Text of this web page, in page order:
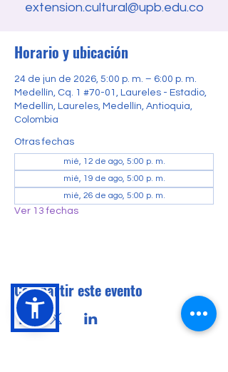
extension.cultural@upb.edu.co
Horario y ubicación
24 de jun de 2026, 5:00 p. m. – 6:00 p. m.
Medellín, Cq. 1 #70-01, Laureles - Estadio,
Medellín, Laureles, Medellín, Antioquia,
Colombia
Otras fechas
mié, 12 de ago, 5:00 p. m.
mié, 19 de ago, 5:00 p. m.
mié, 26 de ago, 5:00 p. m.
Ver 13 fechas
Compartir este evento